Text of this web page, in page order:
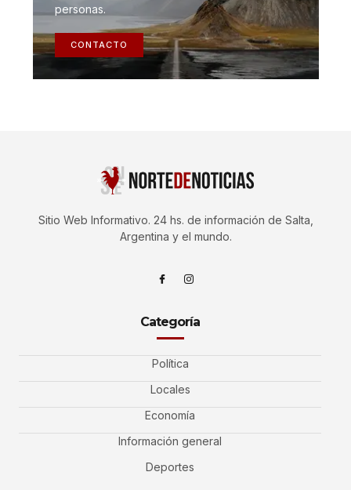
personas.
CONTACTO
Sitio Web Informativo. 24 hs. de información de Salta,
Argentina y el mundo.
Categoría
Política
Locales
Economía
Información general
Deportes